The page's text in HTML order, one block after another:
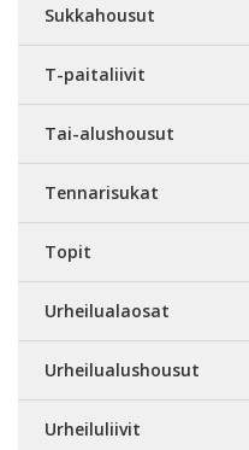
Sukkahousut
T-paitaliivit
Tai-alushousut
Tennarisukat
Topit
Urheilualaosat
Urheilualushousut
Urheiluliivit